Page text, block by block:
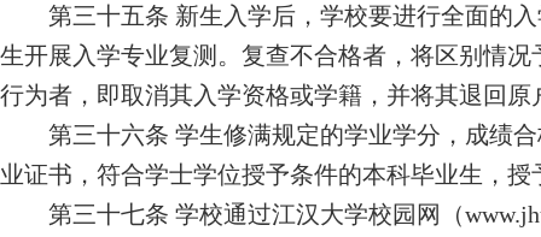
第三十五条 新生入学后，学校要进行全面的
生开展入学专业复测。复查不合格者，将区别情
行为者，即取消其入学资格或学籍，并将其退回原
第三十六条 学生修满规定的学业学分，成绩
业证书，符合学士学位授予条件的本科毕业生，
第三十七条 学校通过江汉大学校园网（